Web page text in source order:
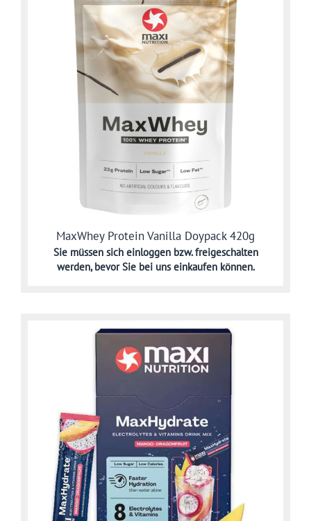
MaxWhey Protein Vanilla Doypack 420g
Sie müssen sich einloggen bzw. freigeschalten
werden,bevor Sie bei uns einkaufen können.